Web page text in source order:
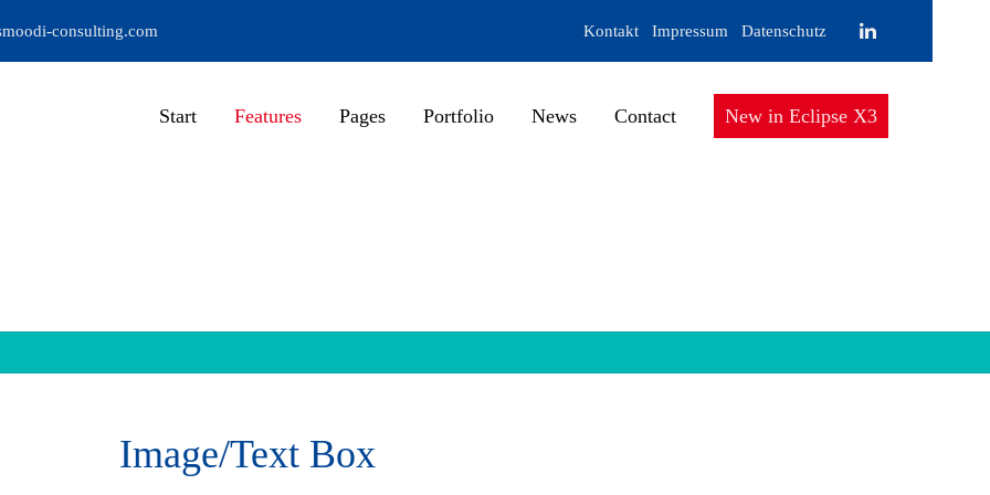
consulting.com Kontakt Impressum Datenschutz
Start Features Pages Portfolio News Contact New in Eclipse X3
Image/Text Box